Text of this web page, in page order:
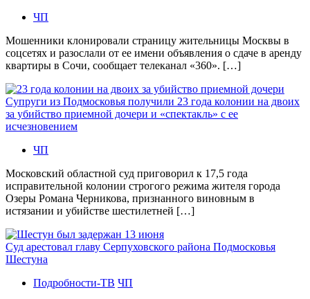
ЧП
Мошенники клонировали страницу жительницы Москвы в
соцсетях и разослали от ее имени объявления о сдаче в аренду
квартиры в Сочи, сообщает телеканал «360». […]
Супруги из Подмосковья получили 23 года колонии на двоих
за убийство приемной дочери и «спектакль» с ее
исчезновением
ЧП
Московский областной суд приговорил к 17,5 года
исправительной колонии строгого режима жителя города
Озеры Романа Черникова, признанного виновным в
истязании и убийстве шестилетней […]
Суд арестовал главу Серпуховского района Подмосковья
Шестуна
Подробности-ТВ ЧП